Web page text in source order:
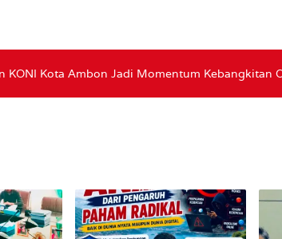
KONI Kota Ambon Jadi Momentum Kebangkitan